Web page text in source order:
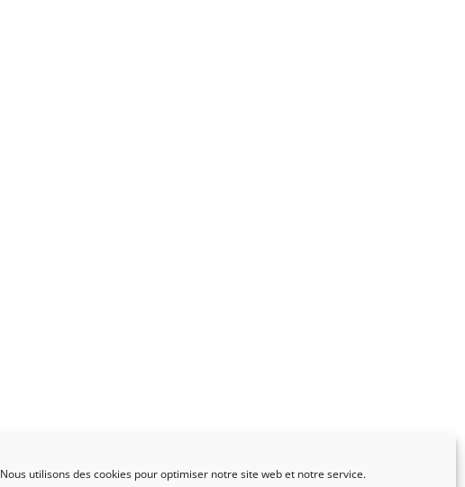
Nous utilisons des cookies pour optimiser notre site web et notre service.